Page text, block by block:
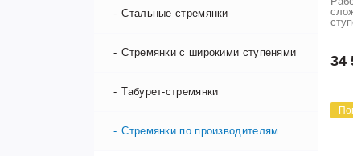
Стальные стремянки
Стремянки с широкими ступенями
Табурет-стремянки
Стремянки по производителям
34